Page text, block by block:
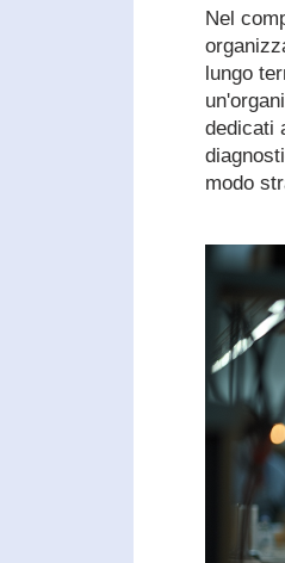
Nel
lungo
dedicati
modo